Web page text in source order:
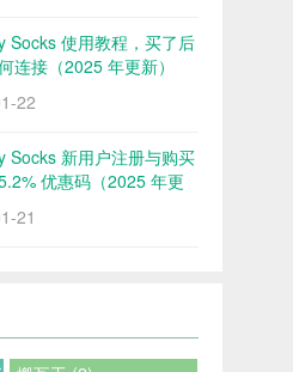
Socks 使用教程，买了后
连接（2025 年更新）
22
Socks 新用户注册与购买
优惠码（2025 年更
21